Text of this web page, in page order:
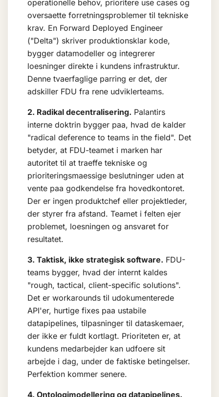
operationelle behov, prioritere use cases og
oversaette forretningsproblemer til tekniske
krav. En Forward Deployed Engineer
("Delta") skriver produktionsklar kode,
bygger datamodeller og integrerer
loesninger direkte i kundens infrastruktur.
Denne tvaerfaglige parring er det, der
adskiller FDU fra rene udviklerteams.
2. Radikal decentralisering. Palantirs
interne doktrin bygger paa, hvad de kalder
"radical deference to teams in the field". Det
betyder, at FDU-teamet i marken har
autoritet til at traeffe tekniske og
prioriteringsmaessige beslutninger uden at
vente paa godkendelse fra hovedkontoret.
Der er ingen produktchef eller projektleder,
der styrer fra afstand. Teamet i felten ejer
problemet, loesningen og ansvaret for
resultatet.
3. Taktisk, ikke strategisk software. FDU-
teams bygger, hvad der internt kaldes
"rough, tactical, client-specific solutions".
Det er workarounds til udokumenterede
API'er, hurtige fixes paa ustabile
datapipelines, tilpasninger til dataskemaer,
der ikke er fuldt kortlagt. Prioriteten er, at
kundens medarbejder kan udfoere sit
arbejde i dag, under de faktiske betingelser.
Perfektion kommer senere.
4. Ontologimodellering og datapipelines.